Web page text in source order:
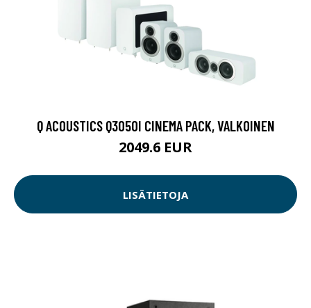
Q ACOUSTICS Q3050I CINEMA PACK, VALKOINEN
2049.6 EUR
LISÄTIETOJA